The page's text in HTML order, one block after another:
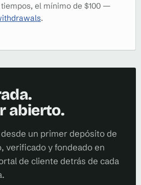
el mínimo de $100 —
.
abierto.
desde un primer depósito de
verificado y fondeado en
de cliente detrás de cada